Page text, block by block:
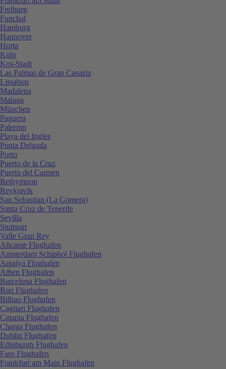
Freiburg
Funchal
Hamburg
Hannover
Horta
Köln
Kos-Stadt
Las Palmas de Gran Canaria
Lissabon
Madalena
Malaga
München
Paguera
Palermo
Playa del Ingles
Ponta Delgada
Porto
Puerto de la Cruz
Puerto del Carmen
Rethymnon
Reykjavik
San Sebastian (La Gomera)
Santa Cruz de Tenerife
Sevilla
Stuttgart
Valle Gran Rey
Alicante Flughafen
Amsterdam Schiphol Flughafen
Antalya Flughafen
Athen Flughafen
Barcelona Flughafen
Bari Flughafen
Bilbao Flughafen
Cagliari Flughafen
Catania Flughafen
Chania Flughafen
Dublin Flughafen
Edinburgh Flughafen
Faro Flughafen
Frankfurt am Main Flughafen